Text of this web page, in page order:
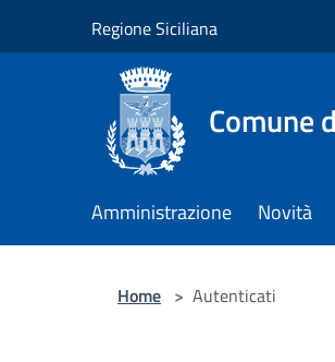
Regione Siciliana
Comune
Amministrazione Novità
Home > Autenticati